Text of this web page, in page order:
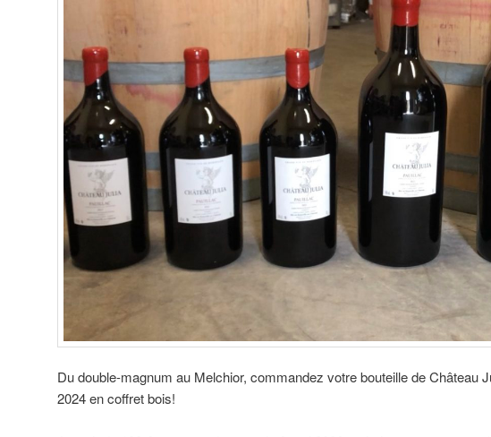
Du double-magnum au Melchior, commandez votre bouteille de Château
2024 en coffret bois!